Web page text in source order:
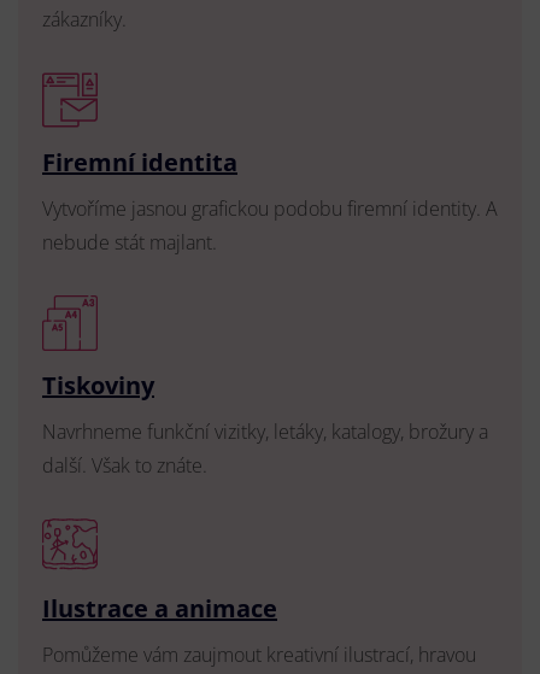
zákazníky.
Firemní identita
Vytvoříme jasnou grafickou podobu firemní identity. A
nebude stát majlant.
Tiskoviny
Navrhneme funkční vizitky, letáky, katalogy, brožury a
další. Však to znáte.
Ilustrace a animace
Pomůžeme vám zaujmout kreativní ilustrací, hravou